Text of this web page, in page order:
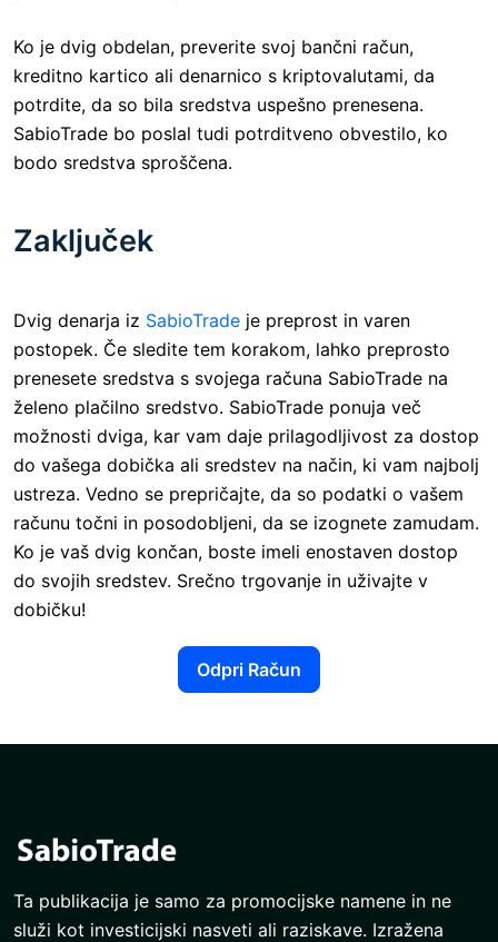
Ko je dvig obdelan, preverite svoj bančni račun,
kreditno kartico ali denarnico s kriptovalutami, da
potrdite, da so bila sredstva uspešno prenesena.
SabioTrade bo poslal tudi potrditveno obvestilo, ko
bodo sredstva sproščena.
Zaključek
Dvig denarja iz SabioTrade je preprost in varen
postopek. Če sledite tem korakom, lahko preprosto
prenesete sredstva s svojega računa SabioTrade na
želeno plačilno sredstvo. SabioTrade ponuja več
možnosti dviga, kar vam daje prilagodljivost za dostop
do vašega dobička ali sredstev na način, ki vam najbolj
ustreza. Vedno se prepričajte, da so podatki o vašem
računu točni in posodobljeni, da se izognete zamudam.
Ko je vaš dvig končan, boste imeli enostaven dostop
do svojih sredstev. Srečno trgovanje in uživajte v
dobičku!
Odpri Račun
Ta publikacija je samo za promocijske namene in ne
služi kot investicijski nasveti ali raziskave. Izražena